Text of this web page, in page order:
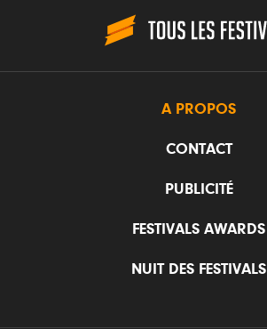
A PROPOS
CONTACT
PUBLICITÉ
FESTIVALS AWARDS
NUIT DES FESTIVALS